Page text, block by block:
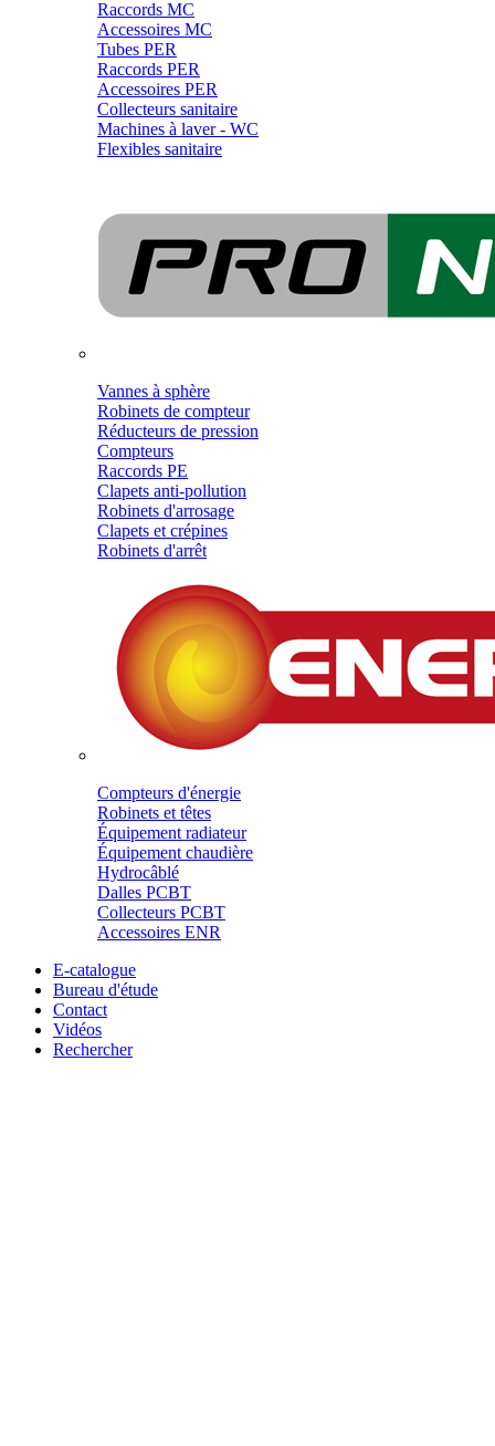
Raccords MC
Accessoires MC
Tubes PER
Raccords PER
Accessoires PER
Collecteurs sanitaire
Machines à laver - WC
Flexibles sanitaire
Vannes à sphère
Robinets de compteur
Réducteurs de pression
Compteurs
Raccords PE
Clapets anti-pollution
Robinets d'arrosage
Clapets et crépines
Robinets d'arrêt
Compteurs d'énergie
Robinets et têtes
Équipement radiateur
Équipement chaudière
Hydrocâblé
Dalles PCBT
Collecteurs PCBT
Accessoires ENR
E-catalogue
Bureau d'étude
Contact
Vidéos
Rechercher